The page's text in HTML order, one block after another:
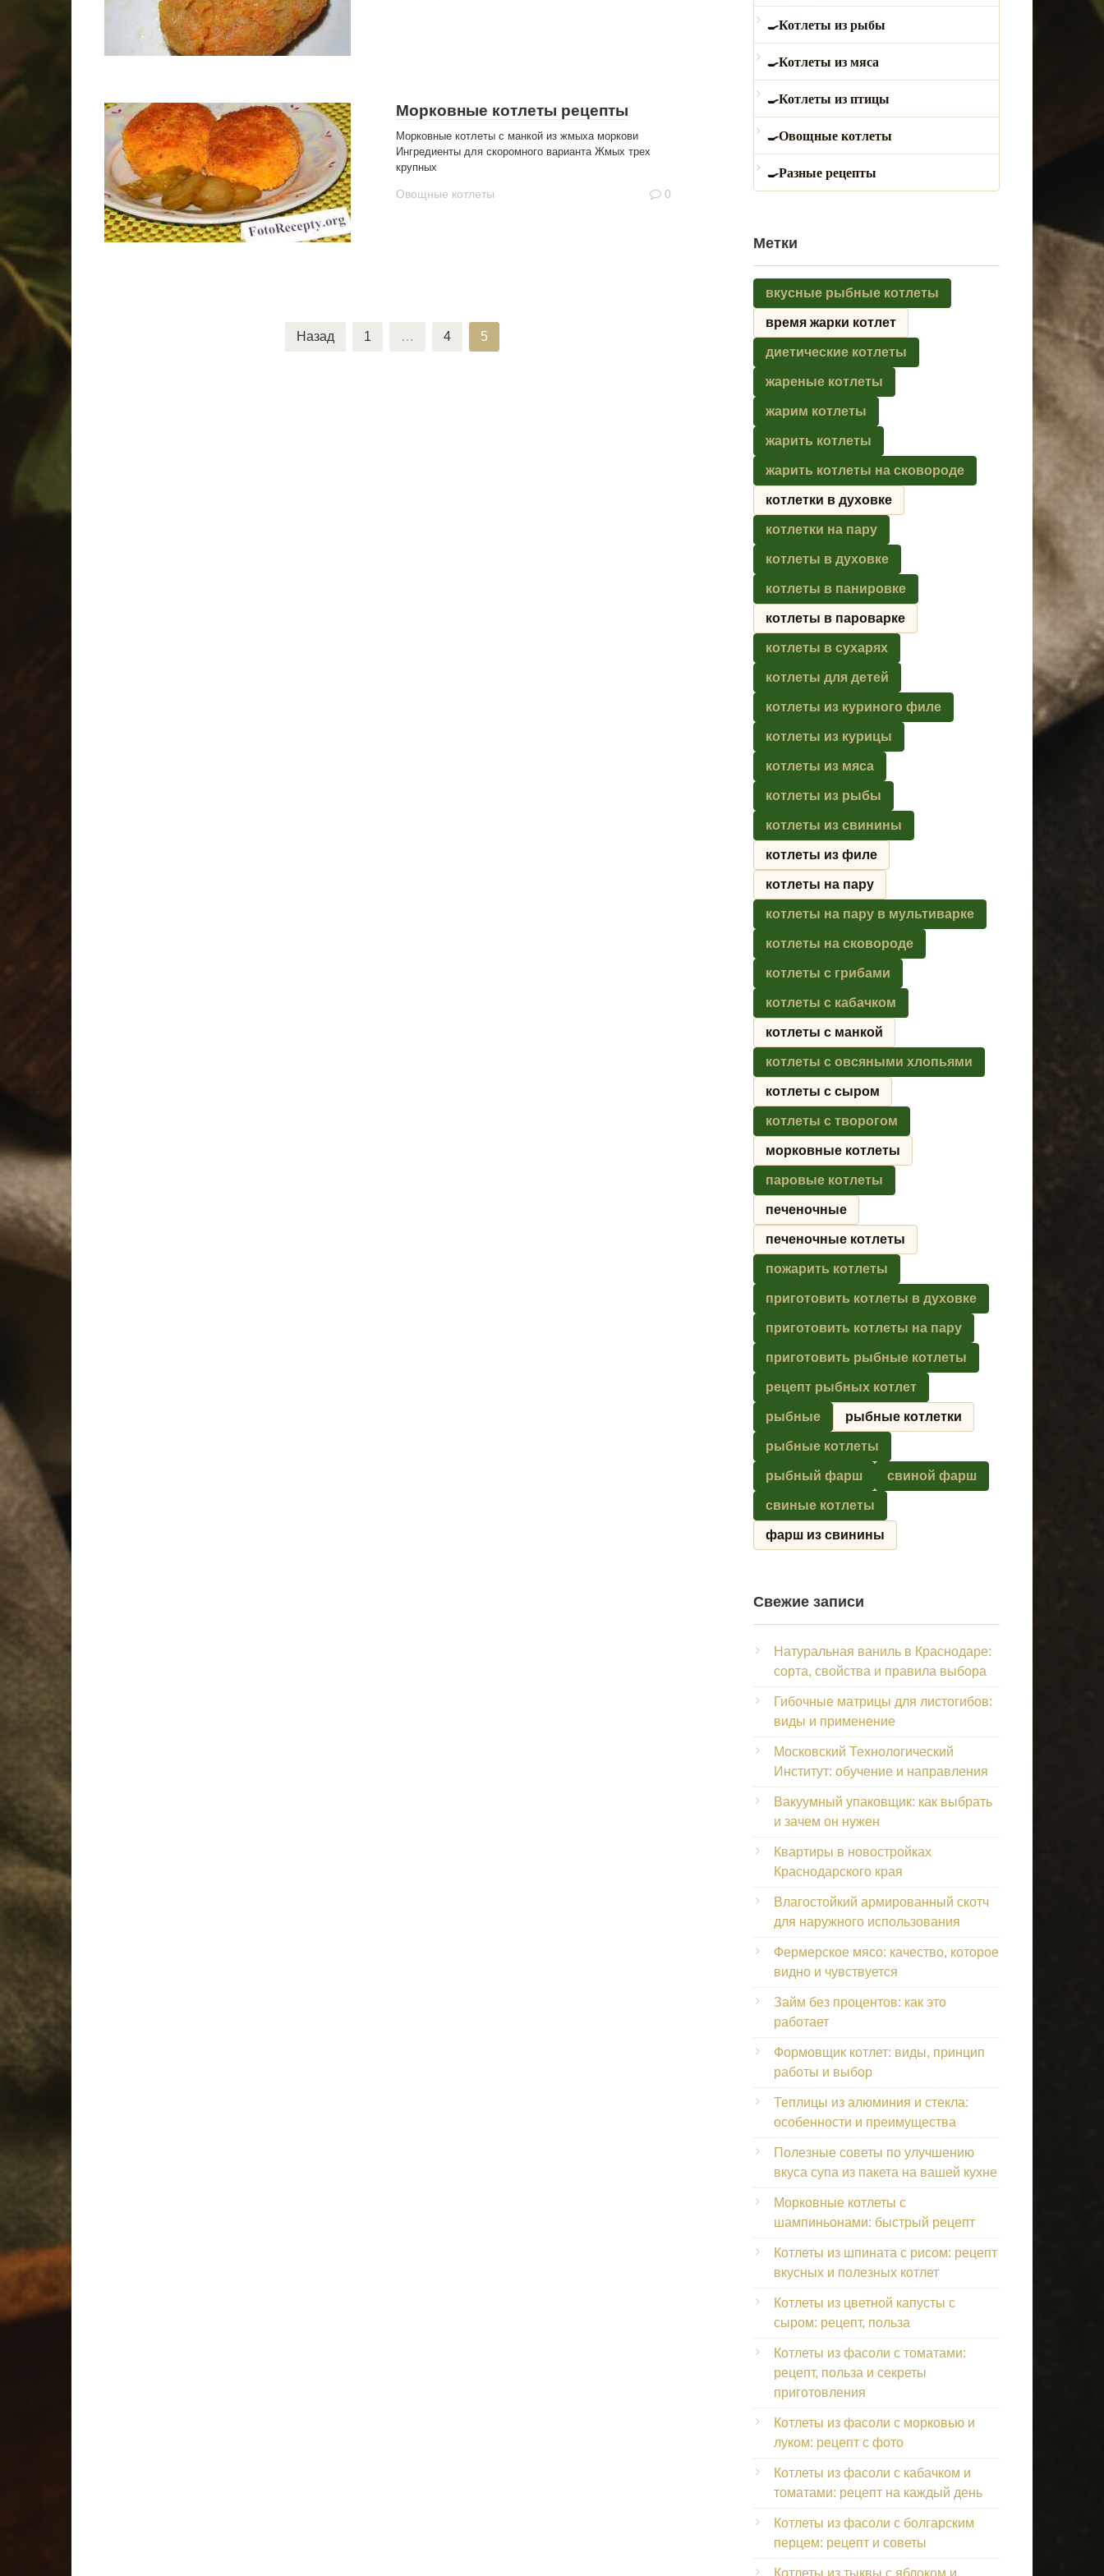
Морковные котлеты рецепты
Морковные котлеты с манкой из жмыха моркови
Ингредиенты для скоромного варианта Жмых трех
крупных
Овощные котлеты 0
Назад 1 … 4 5
Котлеты из рыбы
Котлеты из мяса
Котлеты из птицы
Овощные котлеты
Разные рецепты
Метки
вкусные рыбные котлеты
время жарки котлет
диетические котлеты
жареные котлеты
жарим котлеты
жарить котлеты
жарить котлеты на сковороде
котлетки в духовке
котлетки на пару
котлеты в духовке
котлеты в панировке
котлеты в пароварке
котлеты в сухарях
котлеты для детей
котлеты из куриного филе
котлеты из курицы
котлеты из мяса
котлеты из рыбы
котлеты из свинины
котлеты из филе
котлеты на пару
котлеты на пару в мультиварке
котлеты на сковороде
котлеты с грибами
котлеты с кабачком
котлеты с манкой
котлеты с овсяными хлопьями
котлеты с сыром
котлеты с творогом
морковные котлеты
паровые котлеты
печеночные
печеночные котлеты
пожарить котлеты
приготовить котлеты в духовке
приготовить котлеты на пару
приготовить рыбные котлеты
рецепт рыбных котлет
рыбные рыбные котлетки
рыбные котлеты
рыбный фарш свиной фарш
свиные котлеты
фарш из свинины
Свежие записи
Натуральная ваниль в Краснодаре:
сорта, свойства и правила выбора
Гибочные матрицы для листогибов:
виды и применение
Московский Технологический
Институт: обучение и направления
Вакуумный упаковщик: как выбрать
и зачем он нужен
Квартиры в новостройках
Краснодарского края
Влагостойкий армированный скотч
для наружного использования
Фермерское мясо: качество, которое
видно и чувствуется
Займ без процентов: как это
работает
Формовщик котлет: виды, принцип
работы и выбор
Теплицы из алюминия и стекла:
особенности и преимущества
Полезные советы по улучшению
вкуса супа из пакета на вашей кухне
Морковные котлеты с
шампиньонами: быстрый рецепт
Котлеты из шпината с рисом: рецепт
вкусных и полезных котлет
Котлеты из цветной капусты с
сыром: рецепт, польза
Котлеты из фасоли с томатами:
рецепт, польза и секреты
приготовления
Котлеты из фасоли с морковью и
луком: рецепт с фото
Котлеты из фасоли с кабачком и
томатами: рецепт на каждый день
Котлеты из фасоли с болгарским
перцем: рецепт и советы
Котлеты из тыквы с яблоком и